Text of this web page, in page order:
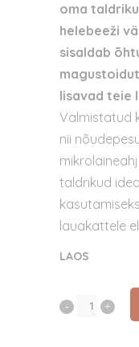
oma
helebeeži
sisaldab
lisavad teie
Valmistatud
nii
taldrikud
lauakattele
LAOS
Bequia